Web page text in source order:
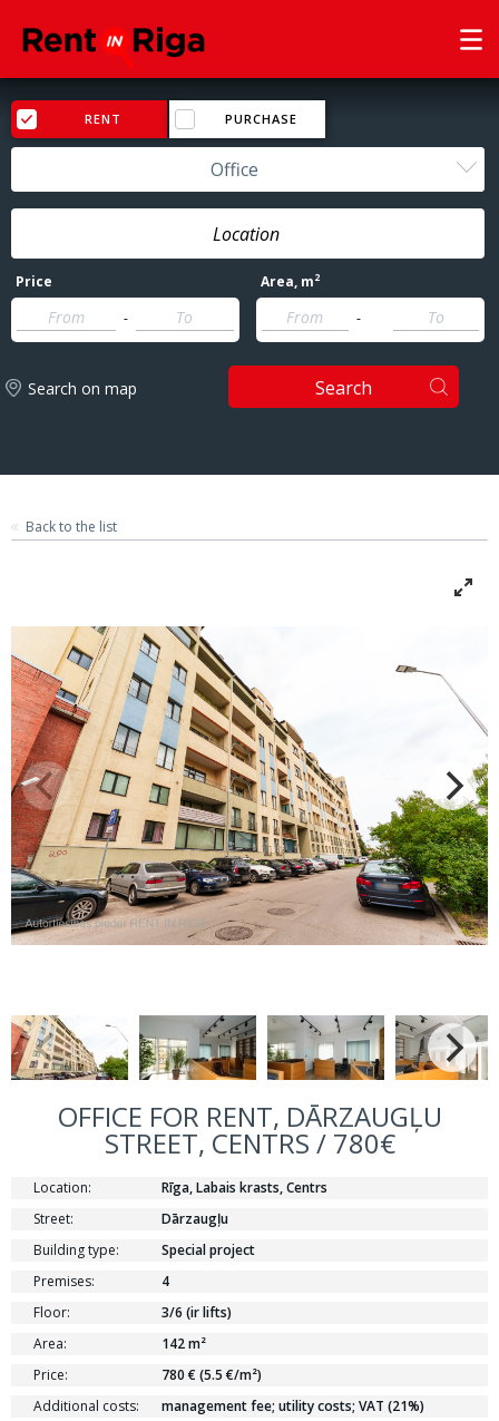
RENT PURCHASE
Office
Price
-
Area, m2
-
Search on map Search
Back to the list
OFFICE FOR RENT, DĀRZAUGĻU
STREET, CENTRS / 780€
Location:
Rīga, Labais krasts, Centrs
Street:
Dārzaugļu
Building type:
Special project
Premises:
4
Floor:
3/6 (ir lifts)
Area:
142 m²
Price:
780 € (5.5 €/m²)
Additional costs:
management fee; utility costs; VAT (21%)